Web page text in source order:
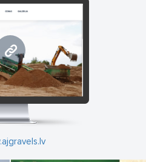
www.ajgravels.lv